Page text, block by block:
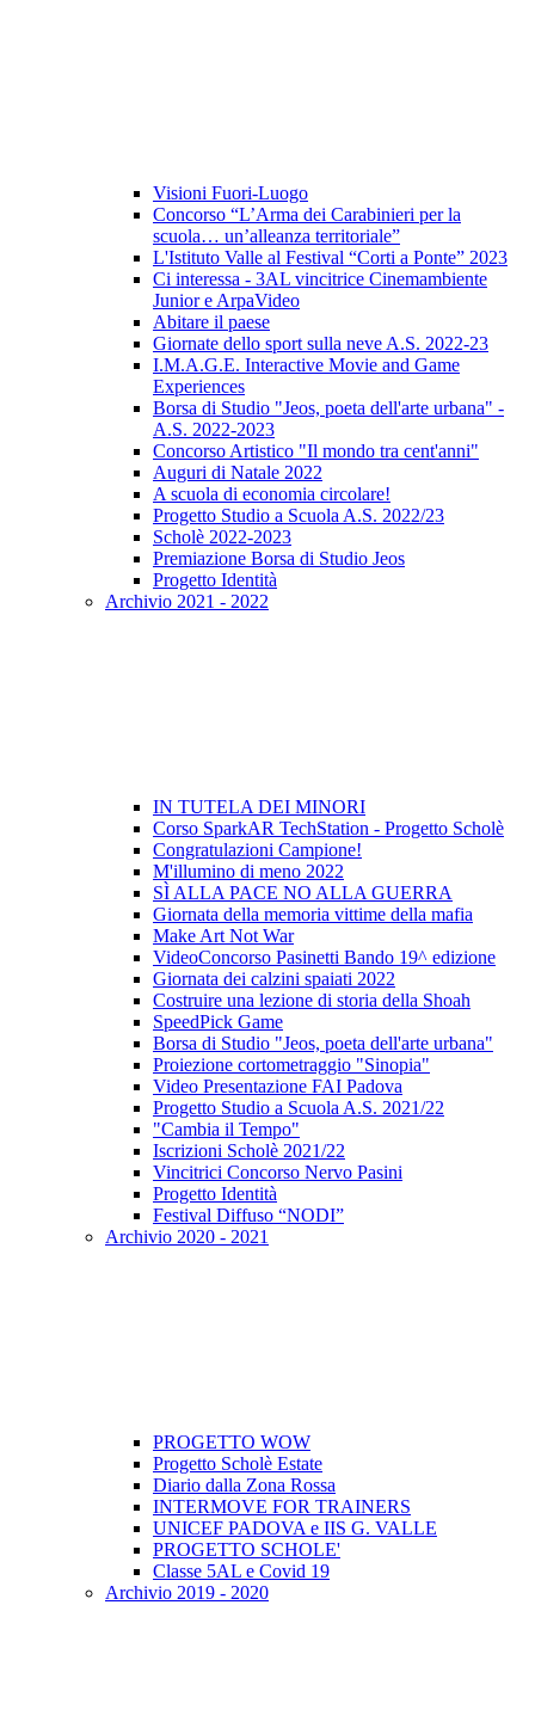
Visioni Fuori-Luogo
Concorso “L’Arma dei Carabinieri per la
scuola… un’alleanza territoriale”
L'Istituto Valle al Festival “Corti a Ponte” 2023
Ci interessa - 3AL vincitrice Cinemambiente
Junior e ArpaVideo
Abitare il paese
Giornate dello sport sulla neve A.S. 2022-23
I.M.A.G.E. Interactive Movie and Game
Experiences
Borsa di Studio "Jeos, poeta dell'arte urbana" -
A.S. 2022-2023
Concorso Artistico "Il mondo tra cent'anni"
Auguri di Natale 2022
A scuola di economia circolare!
Progetto Studio a Scuola A.S. 2022/23
Scholè 2022-2023
Premiazione Borsa di Studio Jeos
Progetto Identità
Archivio 2021 - 2022
IN TUTELA DEI MINORI
Corso SparkAR TechStation - Progetto Scholè
Congratulazioni Campione!
M'illumino di meno 2022
SÌ ALLA PACE NO ALLA GUERRA
Giornata della memoria vittime della mafia
Make Art Not War
VideoConcorso Pasinetti Bando 19^ edizione
Giornata dei calzini spaiati 2022
Costruire una lezione di storia della Shoah
SpeedPick Game
Borsa di Studio "Jeos, poeta dell'arte urbana"
Proiezione cortometraggio "Sinopia"
Video Presentazione FAI Padova
Progetto Studio a Scuola A.S. 2021/22
"Cambia il Tempo"
Iscrizioni Scholè 2021/22
Vincitrici Concorso Nervo Pasini
Progetto Identità
Festival Diffuso “NODI”
Archivio 2020 - 2021
PROGETTO WOW
Progetto Scholè Estate
Diario dalla Zona Rossa
INTERMOVE FOR TRAINERS
UNICEF PADOVA e IIS G. VALLE
PROGETTO SCHOLE'
Classe 5AL e Covid 19
Archivio 2019 - 2020